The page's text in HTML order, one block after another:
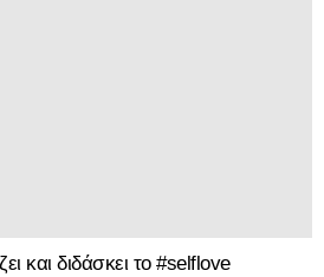
και διδάσκει το #selflove